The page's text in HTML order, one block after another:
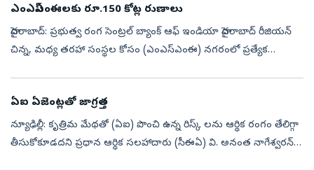
ఎంఎస్‌ఎంఈలకు రూ.150 కోట్ల రుణాలు
హైదరాబాద్‌: ప్రభుత్వ రంగ సెంట్రల్‌ బ్యాంక్‌ ఆఫ్‌ ఇండియా హైదరాబాద్‌ రీజియన్‌
చిన్న, మధ్య తరహా సంస్థల కోసం (ఎంఎస్‌ఎంఈ) నగరంలో ప్రత్యేక
ఏఐ ఏజెంట్లతో జాగ్రత్త
న్యూఢిల్లీ: కృత్రిమ మేథతో (ఏఐ) పొంచి ఉన్న రిస్క్ లను ఆర్థిక రంగం తేలిగ్గా
తీసుకోకూడదని ప్రధాన ఆర్థిక సలహాదారు (సీఈఏ) వి. అనంత నాగేశ్వరన్‌